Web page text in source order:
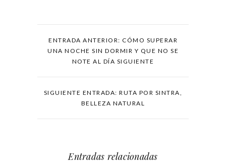
ENTRADA ANTERIOR: CÓMO SUPERAR
UNA NOCHE SIN DORMIR Y QUE NO SE
NOTE AL DÍA SIGUIENTE
SIGUIENTE ENTRADA: RUTA POR SINTRA,
BELLEZA NATURAL
Entradas relacionadas